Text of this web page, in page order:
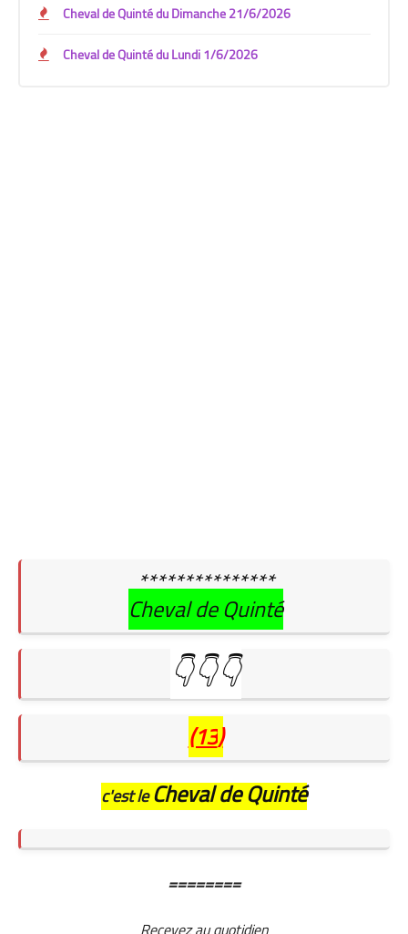
Cheval de Quinté du Dimanche 21/6/2026
Cheval de Quinté du Lundi 1/6/2026
***************
Cheval de Quinté
👇👇👇
(13)
c'est leCheval de Quinté
========